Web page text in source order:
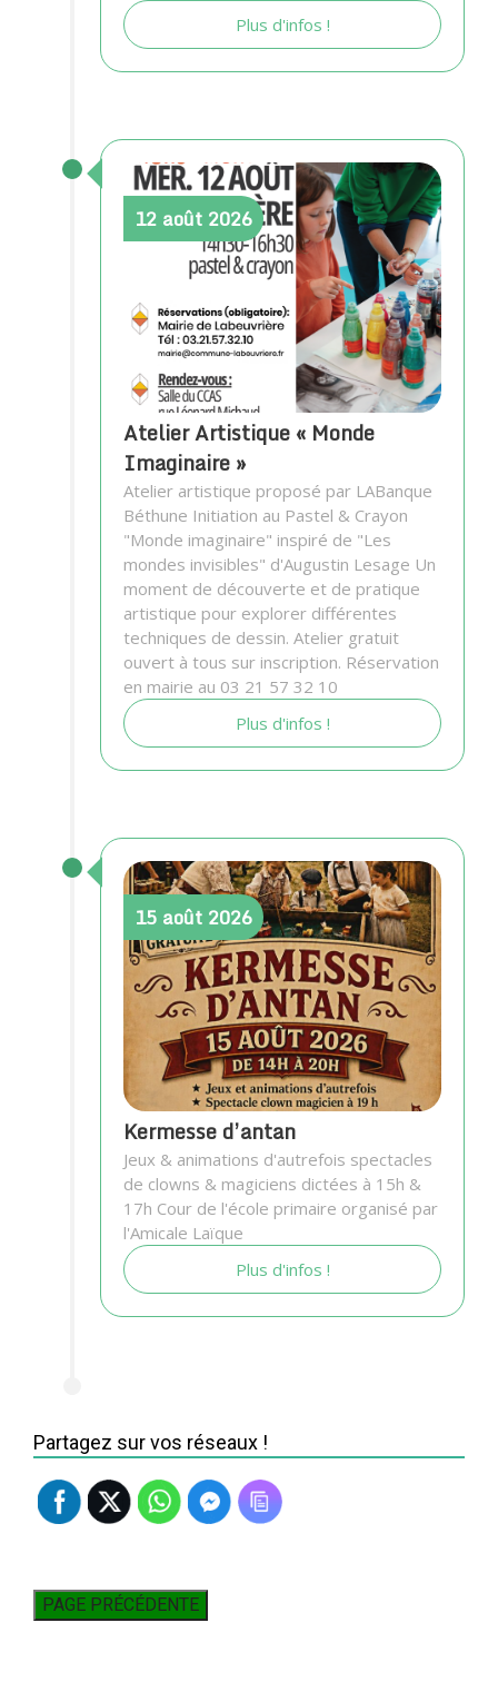
Plus d'infos !
12 août 2026
Atelier Artistique « Monde
Imaginaire »
Atelier artistique proposé par LABanque
Béthune Initiation au Pastel & Crayon
"Monde imaginaire" inspiré de "Les
mondes invisibles" d'Augustin Lesage Un
moment de découverte et de pratique
artistique pour explorer différentes
techniques de dessin. Atelier gratuit
ouvert à tous sur inscription. Réservation
en mairie au 03 21 57 32 10
Plus d'infos !
15 août 2026
Kermesse d’antan
Jeux & animations d'autrefois spectacles
de clowns & magiciens dictées à 15h &
17h Cour de l'école primaire organisé par
l'Amicale Laïque
Plus d'infos !
Partagez sur vos réseaux !